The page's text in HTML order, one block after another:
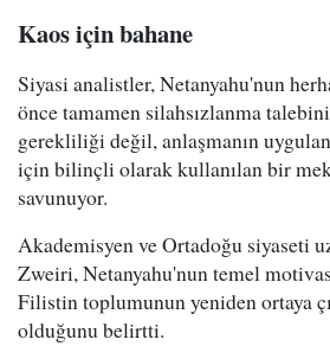
Kaos için bahane
Siyasi analistler, Netanyahu'nun
önce tamamen silahsızlanma
gerekliliği değil, anlaşmanın
için bilinçli olarak kullanılan bir
savunuyor.
Akademisyen ve Ortadoğu siyaseti
Zweiri, Netanyahu'nun temel
Filistin toplumunun yeniden ortaya
olduğunu belirtti.